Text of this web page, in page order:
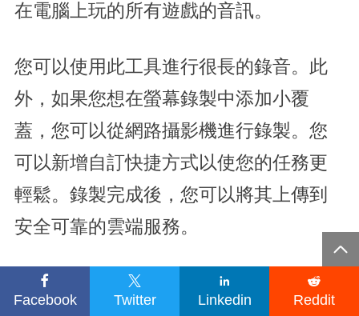

Facebook

Twitter

Linkedin

Reddit
在電腦上玩的所有遊戲的音訊。
您可以使用此工具進行很長的錄音。此
外，如果您想在螢幕錄製中添加小覆
蓋，您可以從網路攝影機進行錄製。您
可以新增自訂快捷方式以使您的任務更
輕鬆。錄製完成後，您可以將其上傳到
安全可靠的雲端服務。
